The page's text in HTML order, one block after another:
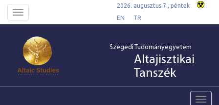
Toggle
navigation
2026. augusztus 7., péntek
EN
TR
Szegedi Tudományegyetem
Altajisztikai
Tanszék